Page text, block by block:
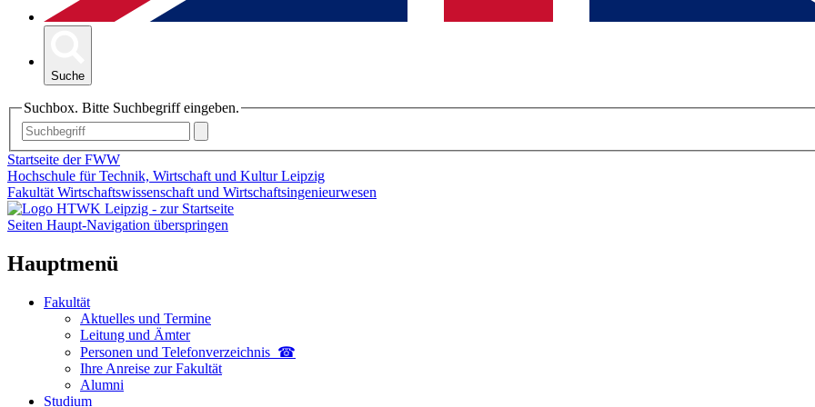
Suche
Suchbox. Bitte Suchbegriff eingeben.
Startseite der FWW
Hochschule für Technik, Wirtschaft und Kultur Leipzig
Fakultät Wirtschaftswissenschaft und Wirtschaftsingenieurwesen
Seiten Haupt-Navigation überspringen
Hauptmenü
Fakultät
Aktuelles und Termine
Leitung und Ämter
Personen und Telefon­verzeichnis ☎
Ihre Anreise zur Fakultät
Alumni
Studium